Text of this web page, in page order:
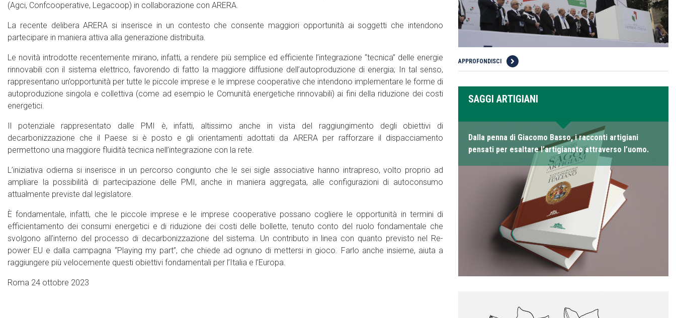
(Agci, Confcooperative, Legacoop) in collaborazione con ARERA.
La recente delibera ARERA si inserisce in un contesto che consente maggiori opportunità ai soggetti che intendono
partecipare in maniera attiva alla generazione distribuita.
Le novità introdotte recentemente mirano, infatti, a rendere più semplice ed efficiente l’integrazione “tecnica” delle energie
rinnovabili con il sistema elettrico, favorendo di fatto la maggiore diffusione dell’autoproduzione di energia; In tal senso,
rappresentano un’opportunità per tutte le piccole imprese e le imprese cooperative che intendono implementare le forme di
autoproduzione singola e collettiva (come ad esempio le Comunità energetiche rinnovabili) ai fini della riduzione dei costi
energetici.
Il potenziale rappresentato dalle PMI è, infatti, altissimo anche in vista del raggiungimento degli obiettivi di
decarbonizzazione che il Paese si è posto e gli orientamenti adottati da ARERA per rafforzare il dispacciamento
permettono una maggiore fluidità tecnica nell’integrazione con la rete.
L’iniziativa odierna si inserisce in un percorso congiunto che le sei sigle associative hanno intrapreso, volto proprio ad
ampliare la possibilità di partecipazione delle PMI, anche in maniera aggregata, alle configurazioni di autoconsumo
attualmente previste dal legislatore.
È fondamentale, infatti, che le piccole imprese e le imprese cooperative possano cogliere le opportunità in termini di
efficientamento dei consumi energetici e di riduzione dei costi delle bollette, tenuto conto del ruolo fondamentale che
svolgono all’interno del processo di decarbonizzazione del sistema. Un contributo in linea con quanto previsto nel Re-
power EU e dalla campagna “Playing my part”, che chiede ad ognuno di mettersi in gioco. Farlo anche insieme, aiuta a
raggiungere più velocemente questi obiettivi fondamentali per l’Italia e l’Europa.
Roma 24 ottobre 2023
APPROFONDISCI
SAGGI ARTIGIANI
Dalla penna di Giacomo Basso, i racconti artigiani
pensati per esaltare l’artigianato attraverso l’uomo.